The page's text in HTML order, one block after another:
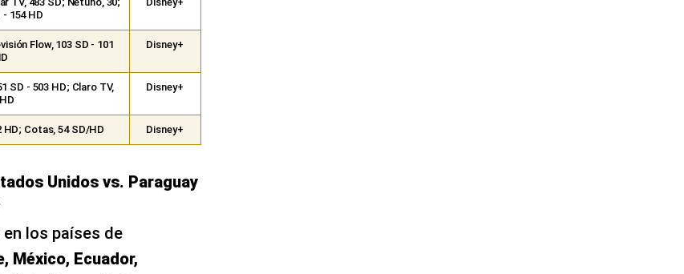
154 HD
Flow, 103 SD - 101
Disney+
SD - 503 HD; Claro TV,
Disney+
HD; Cotas, 54 SD/HD Disney+
Unidos vs. Paraguay
los países de
México, Ecuador,